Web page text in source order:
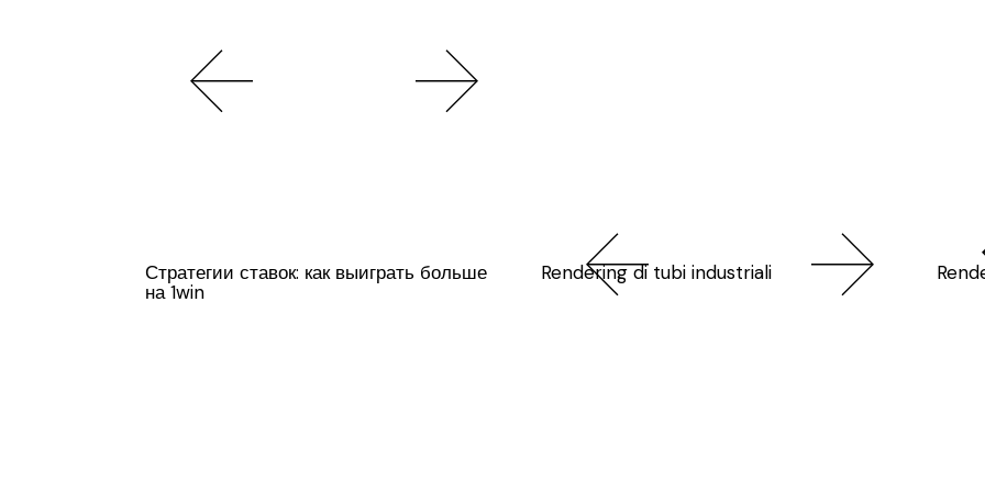
Стратегии ставок: как выиграть больше
на 1win
Стратегии ставок: как выиграть больше
Стратегии
Rendering di tubi industriali